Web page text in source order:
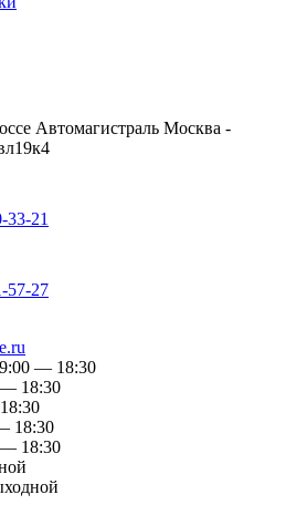
Автомагистраль Москва -
33-21
57-27
— 18:30
18:30
18:30
18:30